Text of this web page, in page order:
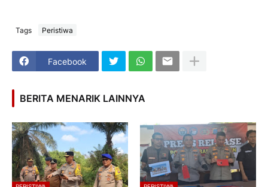
Tags Peristiwa
Facebook
BERITA MENARIK LAINNYA